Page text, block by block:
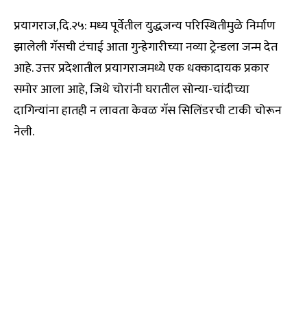
प्रयागराज,दि.२५: मध्य पूर्वेतील युद्धजन्य परिस्थितीमुळे निर्माण
झालेली गॅसची टंचाई आता गुन्हेगारीच्या नव्या ट्रेन्डला जन्म देत
आहे. उत्तर प्रदेशातील प्रयागराजमध्ये एक धक्कादायक प्रकार
समोर आला आहे, जिथे चोरांनी घरातील सोन्या-चांदीच्या
दागिन्यांना हातही न लावता केवळ गॅस सिलिंडरची टाकी चोरून
नेली.